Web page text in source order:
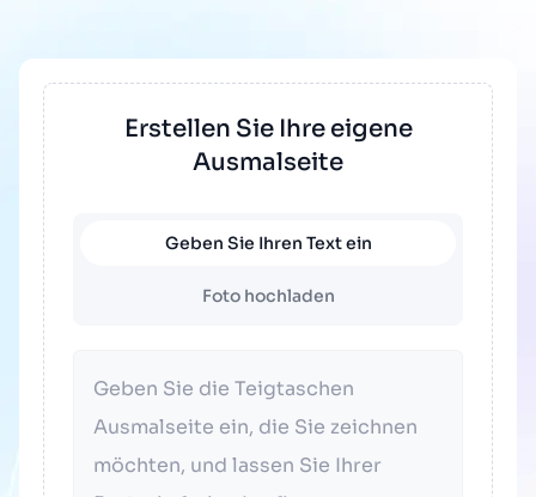
Erstellen Sie Ihre eigene
Ausmalseite
Geben Sie Ihren Text ein
Foto hochladen